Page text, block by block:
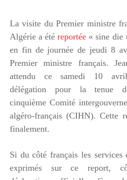
La visite du Premier ministre
Algérie a étéreportée « sine die
en fin de journée de jeudi 8
Premier ministre français.
attendu ce samedi 10 avril
délégation pour la tenue
cinquième Comité
algéro-français (CIHN). Cette
finalement.
Si du côté français les services
exprimés sur ce report,